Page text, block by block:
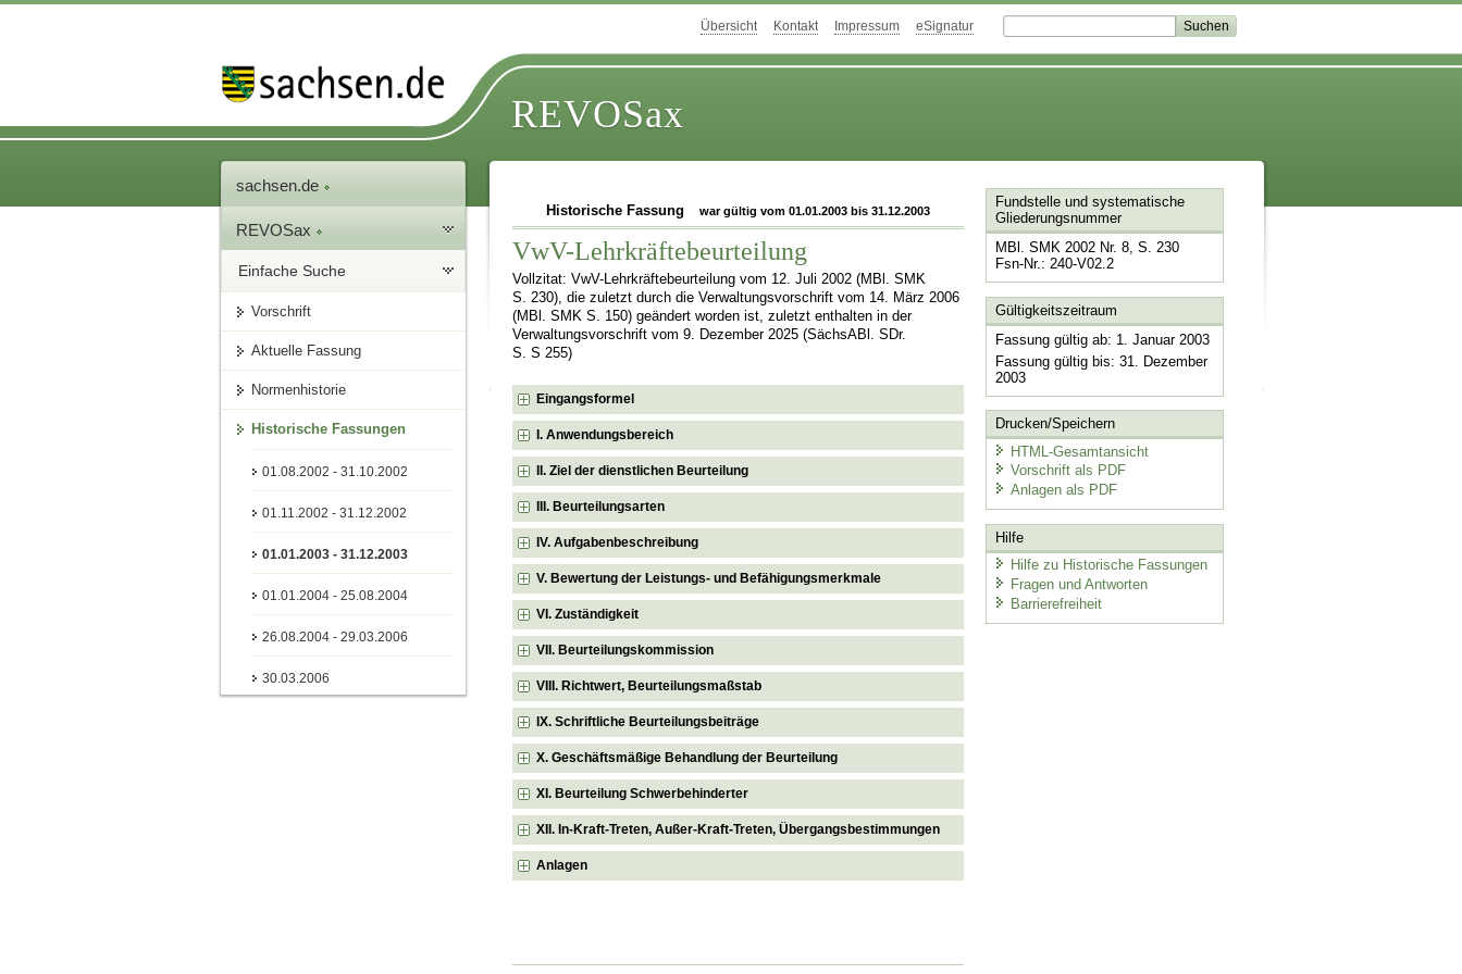
Übersicht Kontakt Impressum eSignatur
REVOSax
sachsen.de
REVOSax
Einfache Suche
Vorschrift
Aktuelle Fassung
Normenhistorie
Historische Fassungen
01.08.2002 - 31.10.2002
01.11.2002 - 31.12.2002
01.01.2003 - 31.12.2003
01.01.2004 - 25.08.2004
26.08.2004 - 29.03.2006
30.03.2006
Historische Fassung war gültig vom 01.01.2003 bis 31.12.2003
VwV-Lehrkräftebeurteilung
Vollzitat: VwV-Lehrkräftebeurteilung vom 12. Juli 2002 (MBl. SMK
S. 230), die zuletzt durch die Verwaltungsvorschrift vom 14. März 2006
(MBl. SMK S. 150) geändert worden ist, zuletzt enthalten in der
Verwaltungsvorschrift vom 9. Dezember 2025 (SächsABl. SDr.
S. S 255)
Eingangsformel
I. Anwendungsbereich
II. Ziel der dienstlichen Beurteilung
III. Beurteilungsarten
IV. Aufgabenbeschreibung
V. Bewertung der Leistungs- und Befähigungsmerkmale
VI. Zuständigkeit
VII. Beurteilungskommission
VIII. Richtwert, Beurteilungsmaßstab
IX. Schriftliche Beurteilungsbeiträge
X. Geschäftsmäßige Behandlung der Beurteilung
XI. Beurteilung Schwerbehinderter
XII. In-Kraft-Treten, Außer-Kraft-Treten, Übergangsbestimmungen
Anlagen
Fundstelle und systematische
Gliederungsnummer
MBl. SMK 2002 Nr. 8, S. 230
Fsn-Nr.: 240-V02.2
Gültigkeitszeitraum
Fassung gültig ab: 1. Januar 2003
Fassung gültig bis: 31. Dezember
2003
Drucken/Speichern
HTML-Gesamtansicht
Vorschrift als PDF
Anlagen als PDF
Hilfe
Hilfe zu Historische Fassungen
Fragen und Antworten
Barrierefreiheit